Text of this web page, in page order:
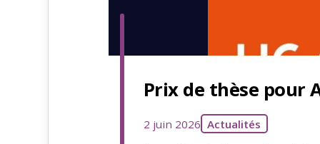
Prix de thèse pour
2 juin 2026 Actualités